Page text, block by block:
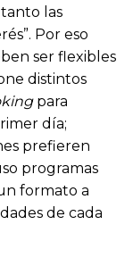
las
Por eso
ser flexibles
distintos
para
día;
prefieren
programas
formato a
de cada